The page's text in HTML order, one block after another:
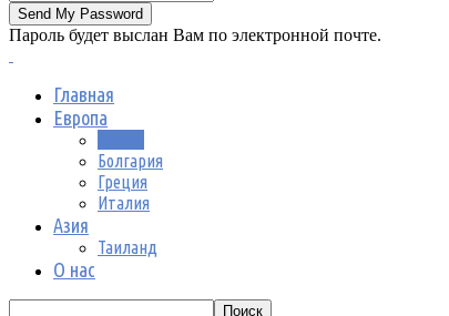
Пароль будет выслан Вам по электронной почте.
Главная
Европа
Болгария
Греция
Италия
Азия
Таиланд
О нас